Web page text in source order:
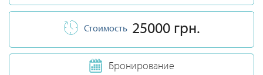
Стоимость 25000 грн.
Бронирование